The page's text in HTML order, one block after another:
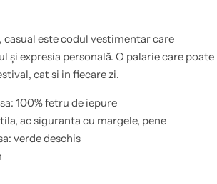
este codul vestimentar care
și expresia personală. O palarie care poate
cat si in fiecare zi.
100% fetru de iepure
ac siguranta cu margele, pene
verde deschis